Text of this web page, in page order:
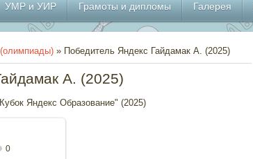
УМР и УИР Грамоты и дипломы Галерея
» Победитель Яндекс Гайдамак А. (2025)
А. (2025)
Яндекс Образование" (2025)
0